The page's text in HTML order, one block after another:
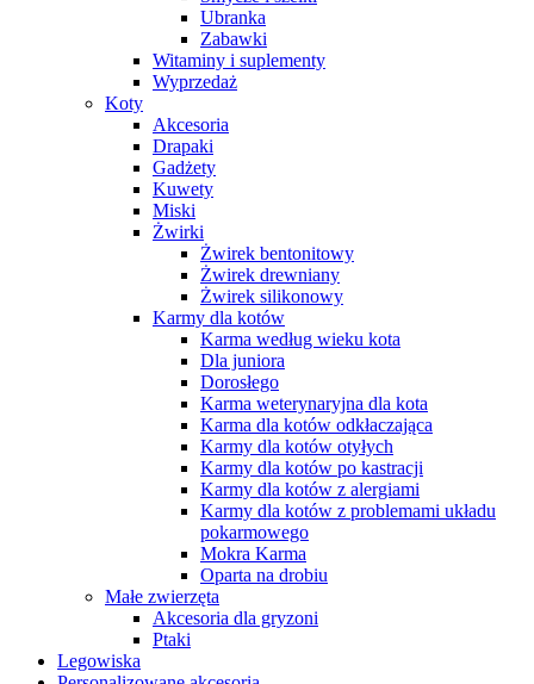
Ubranka
Zabawki
Witaminy i suplementy
Wyprzedaż
Koty
Akcesoria
Drapaki
Gadżety
Kuwety
Miski
Żwirki
Żwirek bentonitowy
Żwirek drewniany
Żwirek silikonowy
Karmy dla kotów
Karma według wieku kota
Dla juniora
Dorosłego
Karma weterynaryjna dla kota
Karma dla kotów odkłaczająca
Karmy dla kotów otyłych
Karmy dla kotów po kastracji
Karmy dla kotów z alergiami
Karmy dla kotów z problemami układu
pokarmowego
Mokra Karma
Oparta na drobiu
Małe zwierzęta
Akcesoria dla gryzoni
Ptaki
Legowiska